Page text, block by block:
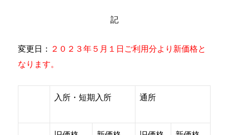
記
変更日： ２０２３年５月１日ご利用分より新価格と
なります。
入所・短期入所 通所